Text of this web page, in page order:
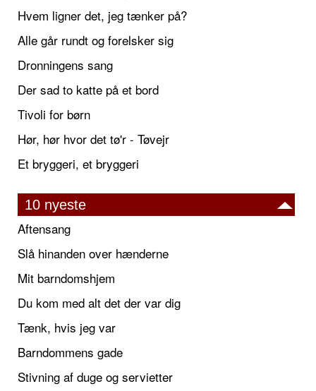
Hvem ligner det, jeg tænker på?
Alle går rundt og forelsker sig
Dronningens sang
Der sad to katte på et bord
Tivoli for børn
Hør, hør hvor det tø'r - Tøvejr
Et bryggeri, et bryggeri
10 nyeste
Aftensang
Slå hinanden over hænderne
Mit barndomshjem
Du kom med alt det der var dig
Tænk, hvis jeg var
Barndommens gade
Stivning af duge og servietter